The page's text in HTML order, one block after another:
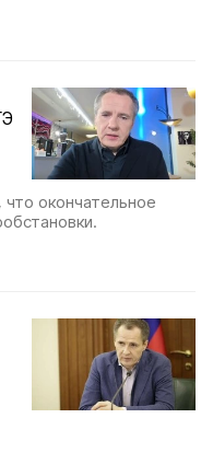
окончательное